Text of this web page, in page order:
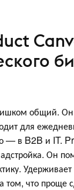
общий. Он
для
— в B2B и IT.
Он
том, что проще